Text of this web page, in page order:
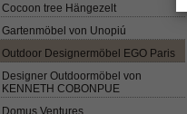
Cocoon tree Hängezelt
Gartenmöbel von Unopiú
Outdoor Designermöbel EGO Paris
Designer Outdoormöbel von
KENNETH COBONPUE
Domus Ventures